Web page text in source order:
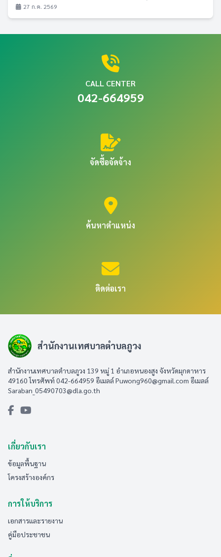
27 ก.ค. 2569
CALL CENTER
042-664959
จัดซื้อจัดจ้าง
ค้นหาตำแหน่ง
ติดต่อเรา
สำนักงานเทศบาลตำบลภูวง
สำนักงานเทศบาลตำบลภูวง 139 หมู่ 1 อำเภอหนองสูง จังหวัดมุกดาหาร
49160 โทรศัพท์ 042-664959 อีเมลล์Puwong960@gmail.com อีเมลล์
Saraban_05490703@dla.go.th
เกี่ยวกับเรา
ข้อมูลพื้นฐาน
โครงสร้างองค์กร
การให้บริการ
เอกสารและรายงาน
คู่มือประชาชน